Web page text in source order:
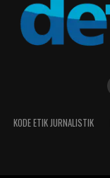
KODE ETIK JURNALISTIK